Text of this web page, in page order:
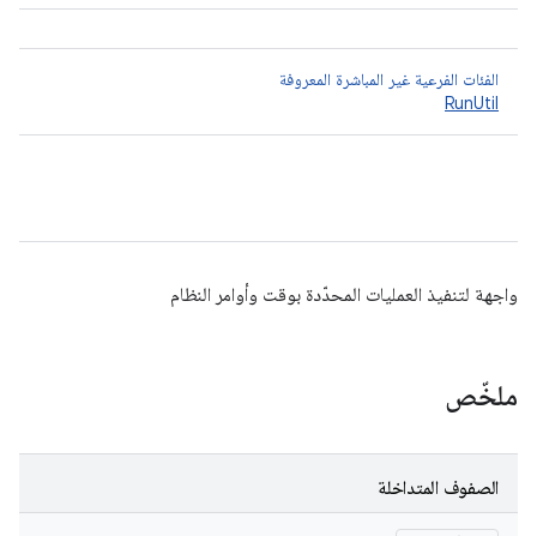
الفئات الفرعية غير المباشرة المعروفة
RunUtil
واجهة لتنفيذ العمليات المحدّدة بوقت وأوامر النظام
ملخّص
الصفوف المتداخلة